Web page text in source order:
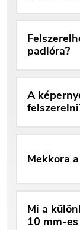
padlóra?
A
Mekkora
Mi a
10 mm-